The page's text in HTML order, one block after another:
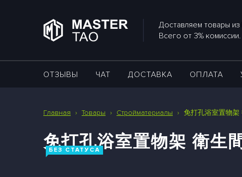
Доставляем товары
Всего от 3% комиссии.
ОТЗЫВЫ ЧАТ ДОСТАВКА ОПЛАТА
Главная › Товары › Стройматериалы › 免打孔浴室置物架
免打孔浴室置物架 衛生
БЕЗ СТАТУСА